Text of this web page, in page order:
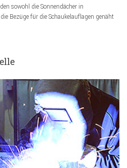
sowohl die Sonnendächer in
Bezüge für die Schaukelauflagen genäht